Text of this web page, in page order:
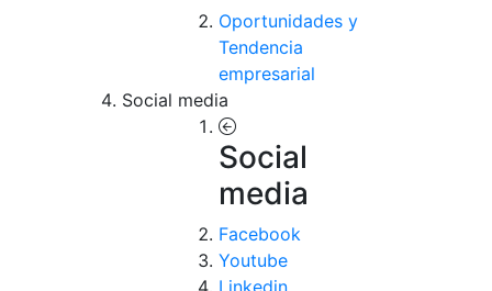
Oportunidades y
Tendencia
empresarial
Social media
Social
media
Facebook
Youtube
Linkedin